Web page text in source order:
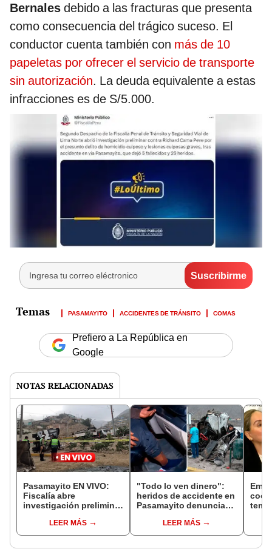
Bernales debido a las fracturas que presenta
como consecuencia del trágico suceso. El
conductor cuenta también con más de 10
papeletas por ofrecer el servicio de transporte
sin autorización. La deuda equivalente a estas
infracciones es de S/5.000.
PASAMAYITO ACCIDENTES DE TRÁNSITO COMAS
Prefiero a La República en
Google
NOTAS RELACIONADAS
Pasamayito EN VIVO:
Fiscalía abre
investigación preliminar
que causó el accidente
LEER MÁS
"Todo lo ven dinero":
heridos de accidente en
Pasamayito denuncian
LEER MÁS